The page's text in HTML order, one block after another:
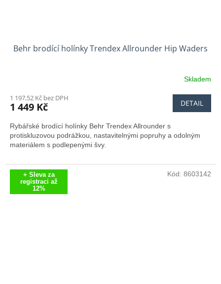
Behr brodící holínky Trendex Allrounder Hip Waders
Skladem
1 197,52 Kč bez DPH
1 449 Kč DETAIL
Rybářské brodící holínky Behr Trendex Allrounder s
protiskluzovou podrážkou, nastavitelnými popruhy a odolným
materiálem s podlepenými švy.
+ Sleva za
registraci až
12%
Kód: 8603142